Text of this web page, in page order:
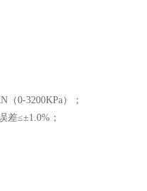
0-3200KPa）；
差≤±1.0%；